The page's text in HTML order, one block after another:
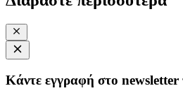
Κάντε εγγραφή στο